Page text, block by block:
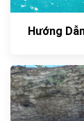
Hướng